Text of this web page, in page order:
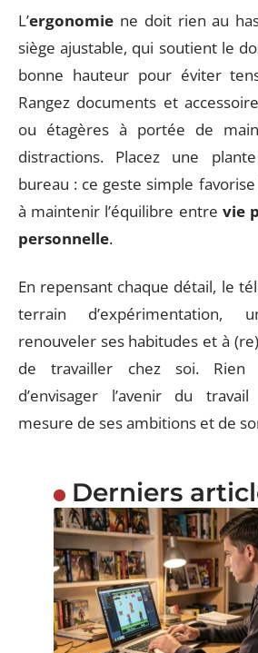
L’ergonomie ne doit rien au
siège ajustable, qui soutient le
bonne hauteur pour éviter
Rangez documents et
ou étagères à portée de
distractions. Placez une
bureau : ce geste simple
à maintenir l’équilibre entre vie
personnelle.
En repensant chaque détail, le
terrain d’expérimentation,
renouveler ses habitudes et à
de travailler chez soi. Rien
d’envisager l’avenir du
mesure de ses ambitions et de
Derniers